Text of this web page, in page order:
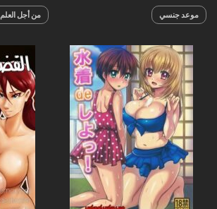
موعد جنسي من أجل العلم